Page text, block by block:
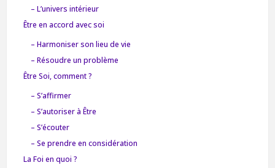
– L’univers intérieur
Être en accord avec soi
– Harmoniser son lieu de vie
– Résoudre un problème
Être Soi, comment ?
– S’affirmer
– S’autoriser à Être
– S’écouter
– Se prendre en considération
La Foi en quoi ?